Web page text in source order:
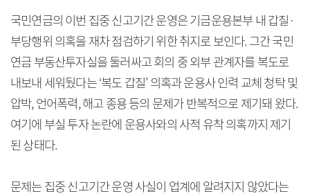
국민연금의 이번 집중 신고기간 운영은 기금운용본부 내 갑질·
부당행위 의혹을 재차 점검하기 위한 취지로 보인다. 그간 국민
연금 부동산투자실을 둘러싸고 회의 중 외부 관계자를 복도로
내보내 세워뒀다는 ‘복도 갑질’ 의혹과 운용사 인력 교체 청탁 및
압박, 언어폭력, 해고 종용 등의 문제가 반복적으로 제기돼 왔다.
여기에 부실 투자 논란에 운용사와의 사적 유착 의혹까지 제기
된 상태다.
문제는 집중 신고기간 운영 사실이 업계에 알려지지 않았다는